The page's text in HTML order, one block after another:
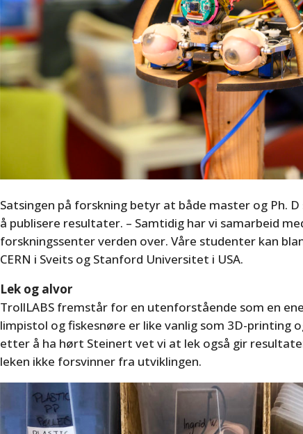
Satsingen på forskning betyr at både master og Ph.
å publisere resultater. – Samtidig har vi samarbeid
forskningssenter verden over. Våre studenter kan
CERN i Sveits og Stanford Universitet i USA.
Lek og alvor
TrollLABS fremstår for en utenforstående som en
limpistol og fiskesnøre er like vanlig som 3D-printing
etter å ha hørt Steinert vet vi at lek også gir
leken ikke forsvinner fra utviklingen.